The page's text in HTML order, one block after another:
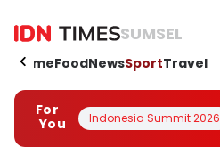
SUMSEL
HomeFoodNewsSportTravel
For
You
Indonesia Summit 2026